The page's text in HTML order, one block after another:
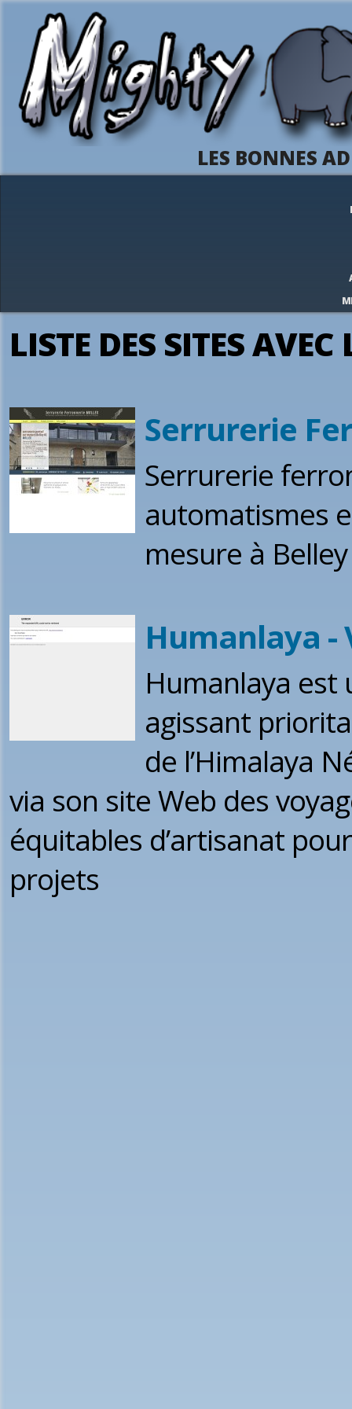
LES BONNES
LISTE DES SITES
Serrurerie
Serrurerie
automatismes
mesure à
Humanlaya -
Humanlaya est
agissant
de l’Himalaya
via son site Web des
équitables d’artisanat
projets